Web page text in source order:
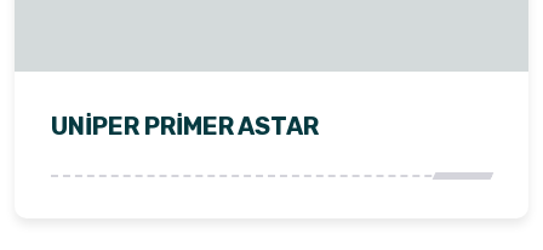
UNIPER PRIMER ASTAR